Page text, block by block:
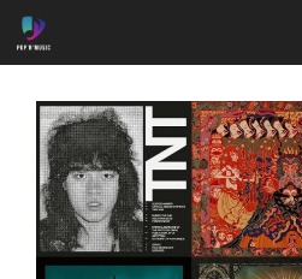
Aller
au